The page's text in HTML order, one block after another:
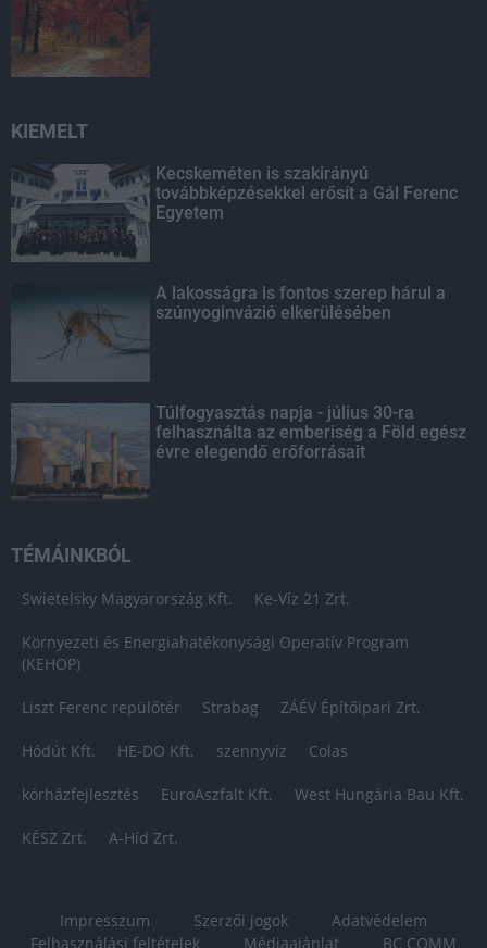
KIEMELT
Kecskeméten is szakirányú
továbbképzésekkel erősít a Gál Ferenc
Egyetem
A lakosságra is fontos szerep hárul a
szúnyoginvázió elkerülésében
Túlfogyasztás napja - július 30-ra
felhasználta az emberiség a Föld egész
évre elegendő erőforrásait
TÉMÁINKBÓL
Swietelsky Magyarország Kft. Ke-Víz 21 Zrt.
Környezeti és Energiahatékonysági Operatív Program
(KEHOP)
Liszt Ferenc repülőtér Strabag ZÁÉV Építőipari Zrt.
Hódút Kft. HE-DO Kft. szennyvíz Colas
kórházfejlesztés EuroAszfalt Kft. West Hungária Bau Kft.
KÉSZ Zrt. A-Híd Zrt.
Impresszum Szerzői jogok
Adatvédelem
Felhasználási feltételek
Médiaajánlat BC COMM